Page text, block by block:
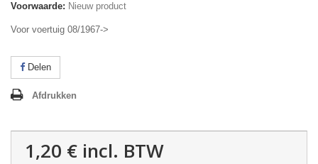
Voorwaarde: Nieuw product
Voor voertuig 08/1967->
Delen
Afdrukken
1,20 € incl. BTW